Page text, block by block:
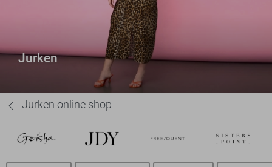
Jurken
Jurken online shop